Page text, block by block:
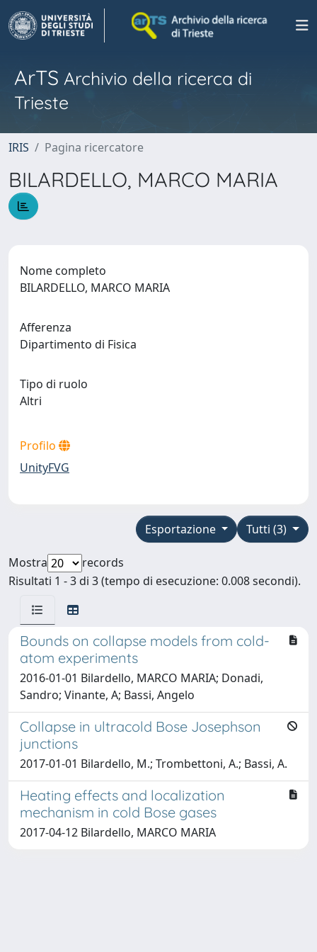
ArTS Archivio della ricerca di
Trieste
IRIS Pagina ricercatore
BILARDELLO, MARCO MARIA
Nome completo
BILARDELLO, MARCO MARIA
Afferenza
Dipartimento di Fisica
Tipo di ruolo
Altri
Profilo
UnityFVG
Tutti (3)
Esportazione
Mostra
records
Risultati 1 - 3 di 3 (tempo di esecuzione: 0.008 secondi).
Bounds on collapse models from cold-
atom experiments
2016-01-01 Bilardello, MARCO MARIA; Donadi,
Sandro; Vinante, A; Bassi, Angelo
Collapse in ultracold Bose Josephson
junctions
2017-01-01 Bilardello, M.; Trombettoni, A.; Bassi, A.
Heating effects and localization
mechanism in cold Bose gases
2017-04-12 Bilardello, MARCO MARIA